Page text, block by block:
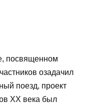
посвященном
озадачил
поезд, проект
XX века был